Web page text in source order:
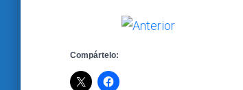
Compártelo: